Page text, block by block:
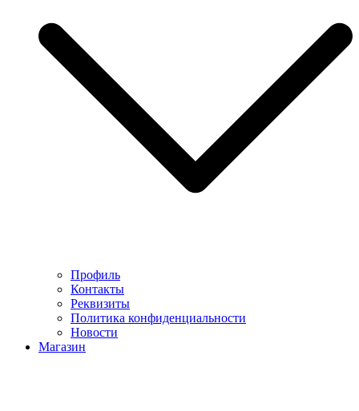
Профиль
Контакты
Реквизиты
Политика конфиденциальности
Новости
Магазин